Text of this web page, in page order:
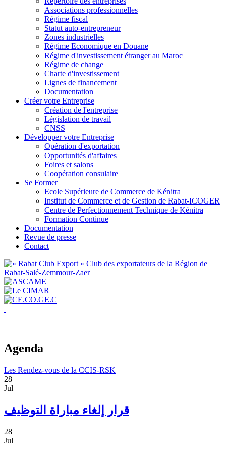
Associations professionnelles
Régime fiscal
Statut auto-entrepreneur
Zones industrielles
Régime Economique en Douane
Régime d'investissement étranger au Maroc
Régime de change
Charte d'investissement
Lignes de financement
Documentation
Créer votre Entreprise
Création de l'entreprise
Législation de travail
CNSS
Développer votre Entreprise
Opération d'exportation
Opportunités d'affaires
Foires et salons
Coopération consulaire
Se Former
Ecole Supérieure de Commerce de Kénitra
Institut de Commerce et de Gestion de Rabat-ICOGER
Centre de Perfectionnement Technique de Kénitra
Formation Continue
Documentation
Revue de presse
Contact
Agenda
Les Rendez-vous de la CCIS-RSK
28
Jul
قرار إلغاء مباراة التوظيف
28
Jul